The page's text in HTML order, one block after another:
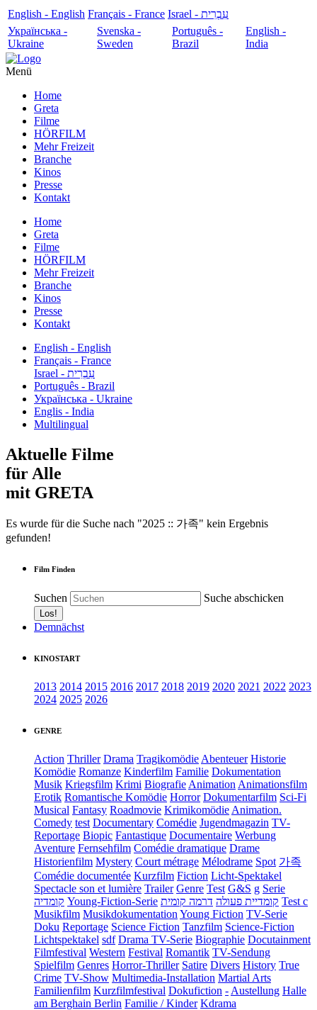
English - English Français - France
עִבְרִית - Israel
Українська -
Ukraine
Svenska -
Sweden
Português -
Brazil
English -
India
Menü
Home
Greta
Filme
HÖRFILM
Mehr Freizeit
Branche
Kinos
Presse
Kontakt
Home
Greta
Filme
HÖRFILM
Mehr Freizeit
Branche
Kinos
Presse
Kontakt
English - English
Français - France
עִבְרִית - Israel
Português - Brazil
Українська - Ukraine
Englis - India
Multilingual
Aktuelle Filme
für Alle
mit GRETA
Es wurde für die Suche nach "2025 :: 가족" kein Ergebnis
gefunden!
Film Finden
Suchen Suche abschicken
Demnächst
KINOSTART
2013 2014 2015 2016 2017 2018 2019 2020 2021 2022 2023
2024 2025 2026
GENRE
Action Thriller Drama Tragikomödie Abenteuer Historie
Komödie Romanze Kinderfilm Familie Dokumentation
Musik Kriegsfilm Krimi Biografie Animation Animationsfilm
Erotik Romantische Komödie Horror Dokumentarfilm Sci-Fi
Musical Fantasy Roadmovie Krimikomödie Animation.
Comedy test Documentary Comédie Jugendmagazin TV-
Reportage Biopic Fantastique Documentaire Werbung
Aventure Fernsehfilm Comédie dramatique Drame
Historienfilm Mystery Court métrage Mélodrame Spot 가족
Comédie documentée Kurzfilm Fiction Licht-Spektakel
Spectacle son et lumière Trailer Genre Test G&S g Serie
קומדיה Young-Fiction-Serie קומדיית פעולה דרמה קומית
Test c
Musikfilm Musikdokumentation Young Fiction TV-Serie
Doku Reportage Science Fiction Tanzfilm Science-Fiction
Lichtspektakel sdf Drama TV-Serie Biographie Docutainment
Filmfestival Western Festival Romantik TV-Sendung
Spielfilm Genres Horror-Thriller Satire Divers History True
Crime TV-Show Multimedia-Installation Martial Arts
Familienfilm Kurzfilmfestival Dokufiction - Austellung Halle
am Berghain Berlin Familie / Kinder Kdrama